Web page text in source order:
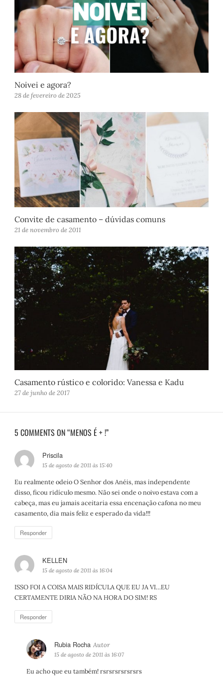
Noivei e agora?
28 de fevereiro de 2025
Convite de casamento – dúvidas comuns
21 de novembro de 2011
Casamento rústico e colorido: Vanessa e Kadu
27 de junho de 2017
5 COMMENTS ON “MENOS É + !”
Priscila
i
s
e
:
15 de agosto de 2011 às 15:40
Eu realmente odeio O Senhor dos Anéis, mas independente
disso, ficou ridículo mesmo. Não sei onde o noivo estava com a
cabeça, mas eu jamais aceitaria essa encenação cafona no meu
casamento, dia mais feliz e esperado da vida!!!
Responder
KELLEN
i
s
e
15 de agosto de 2011 às 16:04
ISSO FOI A COISA MAIS RIDÍCULA QUE EU JA VI…EU
CERTAMENTE DIRIA NÃO NA HORA DO SIM! RS
Responder
Rubia Rocha
i
s
15 de agosto de 2011 às 16:07
Eu acho que eu também! rsrsrsrsrsrsrs